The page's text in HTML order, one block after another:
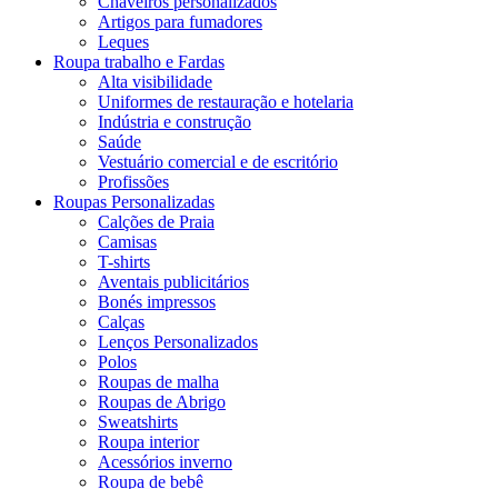
Artigos para fumadores
Leques
Roupa trabalho e Fardas
Alta visibilidade
Uniformes de restauração e hotelaria
Indústria e construção
Saúde
Vestuário comercial e de escritório
Profissões
Roupas Personalizadas
Calções de Praia
Camisas
T-shirts
Aventais publicitários
Bonés impressos
Calças
Lenços Personalizados
Polos
Roupas de malha
Roupas de Abrigo
Sweatshirts
Roupa interior
Acessórios inverno
Roupa de bebê